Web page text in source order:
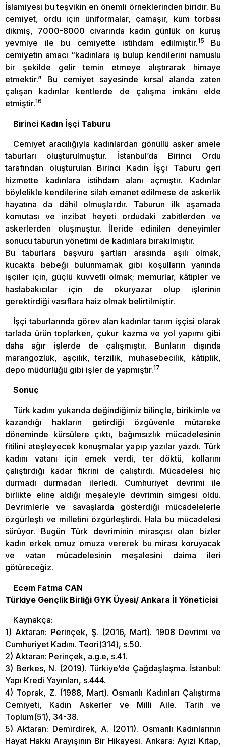
İslamiyesi bu teşvikin en önemli örneklerinden biridir. Bu
cemiyet, ordu için üniformalar, çamaşır, kum torbası
dikmiş, 7000-8000 civarında kadın günlük on kuruş
yevmiye ile bu cemiyette istihdam edilmiştir.15
Bu
cemiyetin amacı “kadınlara iş bulup kendilerini namuslu
bir şekilde gelir temin etmeye alıştırarak himaye
etmektir.” Bu cemiyet sayesinde kırsal alanda zaten
çalışan kadınlar kentlerde de çalışma imkânı elde
etmiştir.16
Birinci Kadın İşçi Taburu
Cemiyet aracılığıyla kadınlardan gönüllü asker amele
taburları oluşturulmuştur. İstanbul’da Birinci Ordu
tarafından oluşturulan Birinci Kadın İşçi Taburu geri
hizmette kadınlara istihdam alanı açmıştır. Kadınlar
böylelikle kendilerine silah emanet edilmese de askerlik
hayatına da dâhil olmuşlardır. Taburun ilk aşamada
komutası ve inzibat heyeti ordudaki zabitlerden ve
askerlerden oluşmuştur. İleride edinilen deneyimler
sonucu taburun yönetimi de kadınlara bırakılmıştır.
Bu taburlara başvuru şartları arasında aşılı olmak,
kucakta bebeği bulunmamak gibi koşulların yanında
işçiler için, güçlü kuvvetli olmak; memurlar, kâtipler ve
hastabakıcılar için de okuryazar olup işlerinin
gerektirdiği vasıflara haiz olmak belirtilmiştir.
İşçi taburlarında görev alan kadınlar tarım işçisi olarak
tarlada ürün toplarken, çukur kazma ve yol yapımı gibi
daha ağır işlerde de çalışmıştır. Bunların dışında
marangozluk, aşçılık, terzilik, muhasebecilik, kâtiplik,
depo müdürlüğü gibi işler de yapmıştır.17
Sonuç
Türk kadını yukarıda değindiğimiz bilinçle, birikimle ve
kazandığı hakların getirdiği özgüvenle mütareke
döneminde kürsülere çıktı, bağımsızlık mücadelesinin
fitilini ateşleyecek konuşmalar yapıp yazılar yazdı. Türk
kadını vatanı için emek verdi, ter döktü, kollarını
çalıştırdığı kadar fikrini de çalıştırdı. Mücadelesi hiç
durmadı durmadan ilerledi. Cumhuriyet devrimi ile
birlikte eline aldığı meşaleyle devrimin simgesi oldu.
Devrimlerle ve savaşlarda gösterdiği mücadelelerle
özgürleşti ve milletini özgürleştirdi. Hala bu mücadelesi
sürüyor. Bugün Türk devriminin mirasçısı olan bizler
kadın erkek omuz omuza vererek bu mirası koruyacak
ve vatan mücadelesinin meşalesini daima ileri
götüreceğiz.
Ecem Fatma CAN
Türkiye Gençlik Birliği GYK Üyesi/ Ankara İl Yöneticisi
Kaynakça:
1) Aktaran: Perinçek, Ş. (2016, Mart). 1908 Devrimi ve
Cumhuriyet Kadını. Teori(314), s.50.
2) Aktaran: Perinçek, a.g.e, s.41.
3) Berkes, N. (2019). Türkiye’de Çağdaşlaşma. İstanbul:
Yapı Kredi Yayınları, s.444.
4) Toprak, Z. (1988, Mart). Osmanlı Kadınları Çalıştırma
Cemiyeti, Kadın Askerler ve Milli Aile. Tarih ve
Toplum(51), 34-38.
5) Aktaran: Demirdirek, A. (2011). Osmanlı Kadınlarının
Hayat Hakkı Arayışının Bir Hikayesi. Ankara: Ayizi Kitap,